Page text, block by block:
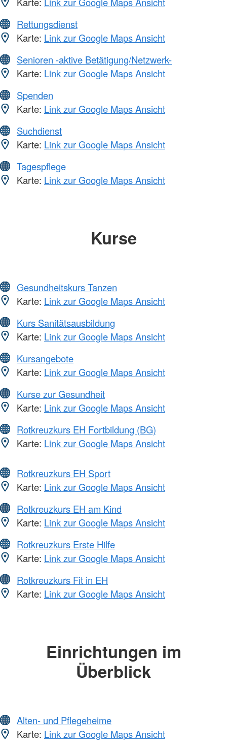
Rettungsdienst
Karte: Link zur Google Maps Ansicht
Senioren -aktive Betätigung/Netzwerk-
Karte: Link zur Google Maps Ansicht
Spenden
Karte: Link zur Google Maps Ansicht
Suchdienst
Karte: Link zur Google Maps Ansicht
Tagespflege
Karte: Link zur Google Maps Ansicht
Kurse
Gesundheitskurs Tanzen
Karte: Link zur Google Maps Ansicht
Kurs Sanitätsausbildung
Karte: Link zur Google Maps Ansicht
Kursangebote
Karte: Link zur Google Maps Ansicht
Kurse zur Gesundheit
Karte: Link zur Google Maps Ansicht
Rotkreuzkurs EH Fortbildung (BG)
Karte: Link zur Google Maps Ansicht
Rotkreuzkurs EH Sport
Karte: Link zur Google Maps Ansicht
Rotkreuzkurs EH am Kind
Karte: Link zur Google Maps Ansicht
Rotkreuzkurs Erste Hilfe
Karte: Link zur Google Maps Ansicht
Rotkreuzkurs Fit in EH
Karte: Link zur Google Maps Ansicht
Einrichtungen im
Überblick
Alten- und Pflegeheime
Karte: Link zur Google Maps Ansicht